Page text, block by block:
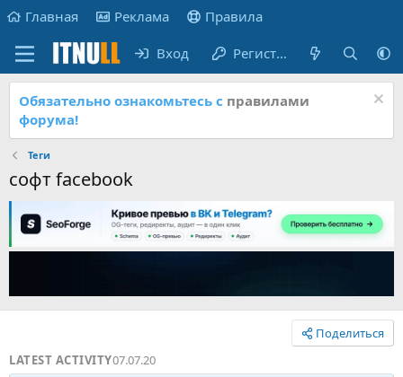
Главная Реклама Правила
Вход Регистрация
Обязательно ознакомьтесь с правилами
форума!
Теги
софт facebook
Поделиться
LATEST ACTIVITY07.07.20